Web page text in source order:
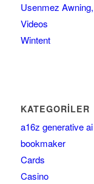
Usenmez
Videos
Wintent
KATEGORILER
a16z generative ai
bookmaker
Cards
Casino